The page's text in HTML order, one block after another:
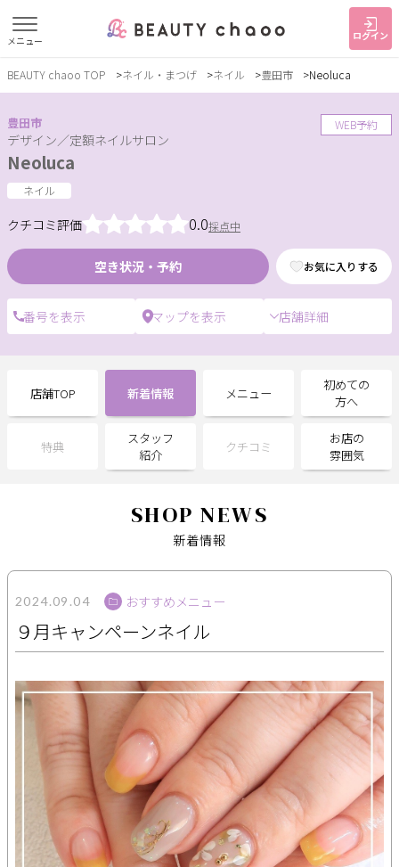
メニュー ログイン
すでに会員の方 はじめてご利用の方
ジャンルで探す
ヘア・メイク ネイル・まつげ エステ
スクール・
トレーニング
サポート
利用規約
掲載のご案内
掲載の申込み
掲載店様ログイン
閉じる
BEAUTY chaoo TOP ネイル・まつげ ネイル 豊田市 Neoluca
豊田市
デザイン／定額ネイルサロン
Neoluca
ネイル
空き状況・予約 お気に入りする
クチコミ評価 0.0採点中
店舗詳細
WEB予約
店舗TOP 新着情報 メニュー
初めての
方へ
特典
スタッフ
紹介
クチコミ
お店の
雰囲気
SHOP NEWS
新着情報
2024.09.04 おすすめメニュー
９月キャンペーンネイル